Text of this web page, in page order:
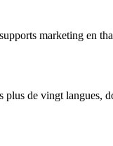
marketing en
de vingt langues,